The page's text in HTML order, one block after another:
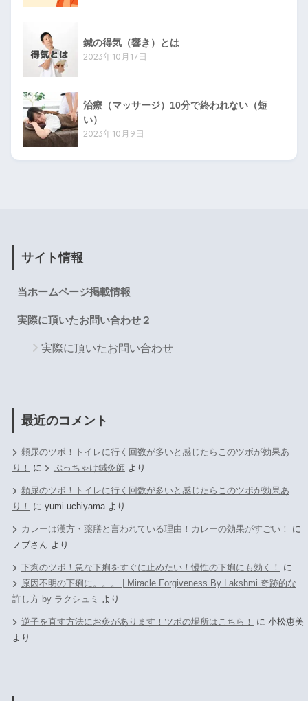
鍼の得気（響き）とは
2023年10月17日
治療（マッサージ）10分で終われない（短
い）
2023年10月9日
サイト情報
当ホームページ掲載情報
実際に頂いたお問い合わせ２
実際に頂いたお問い合わせ
最近のコメント
頻尿のツボ！トイレに行く回数が多いと感じたらこのツボが効果あ
り！
に ぶっちゃけ鍼灸師 より
頻尿のツボ！トイレに行く回数が多いと感じたらこのツボが効果あ
り！
に yumi uchiyamaより
カレーは漢方・薬膳と言われている理由！カレーの効果がすごい！
に
ノブさん より
下痢のツボ！急な下痢をすぐに止めたい！慢性の下痢にも効く！
に
原因不明の下痢に。。。 | Miracle Forgiveness By Lakshmi 奇跡的な
許し方 by ラクシュミ
より
逆子を直す方法にお灸があります！ツボの場所はこちら！ に 小松恵美
より